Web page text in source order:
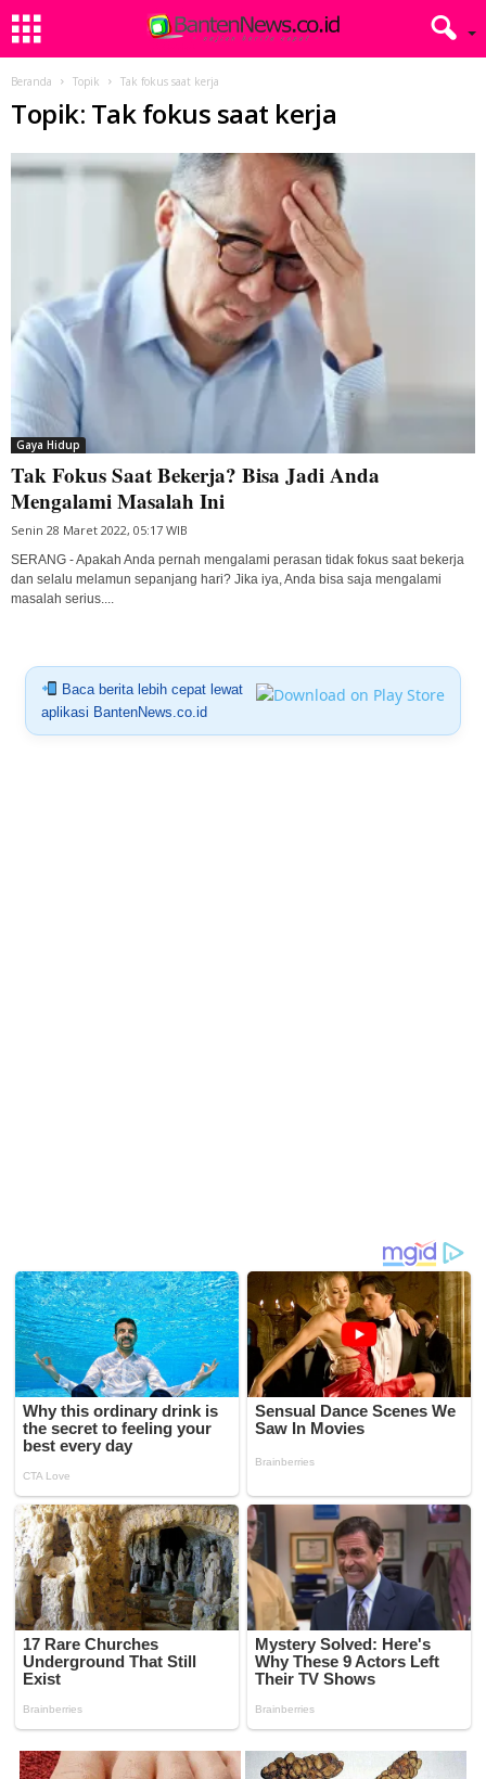
Beranda Topik Tak fokus saat kerja
Topik: Tak fokus saat kerja
Gaya Hidup
Tak Fokus Saat Bekerja? Bisa Jadi Anda
Mengalami Masalah Ini
Senin 28 Maret 2022, 05:17 WIB
SERANG - Apakah Anda pernah mengalami perasan tidak fokus saat bekerja
dan selalu melamun sepanjang hari? Jika iya, Anda bisa saja mengalami
masalah serius....
Baca berita lebih cepat lewat
aplikasi BantenNews.co.id